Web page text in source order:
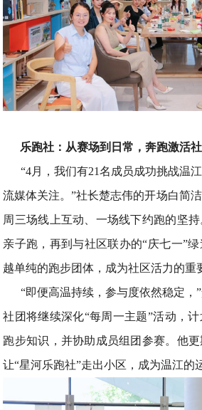
乐跑社：从赛场到日常，奔跑激活
“4月，我们有21名成员成功挑战温
流媒体关注。”社长楚志伟的开场白简
周三场线上互动、一场线下约跑的坚
亲子跑，再到与社区联办的“庆七一”
越单纯的跑步团体，成为社区活力的重
“即便高温持续，参与度依然稳定，
社团将继续深化“每周一主题”活动，
跑步知识，并协助成员组团参赛。他更
让“星河乐跑社”走出小区，成为温江的